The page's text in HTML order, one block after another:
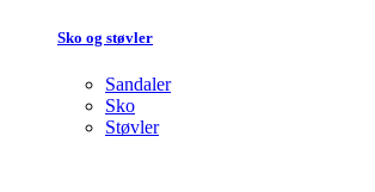
Sko og støvler
Sandaler
Sko
Støvler